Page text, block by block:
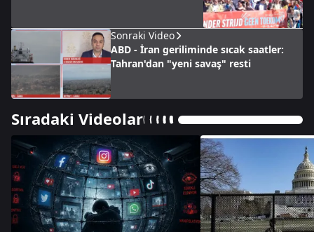
Sonraki Video
ABD - İran geriliminde sıcak saatler:
Tahran'dan "yeni savaş" resti
Sıradaki Videolar